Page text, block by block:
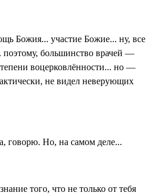
Божия... участие Божие... ну, все
поэтому, большинство врачей —
воцерковлённости... но —
не видел неверующих
говорю. Но, на самом деле...
того, что не только от тебя